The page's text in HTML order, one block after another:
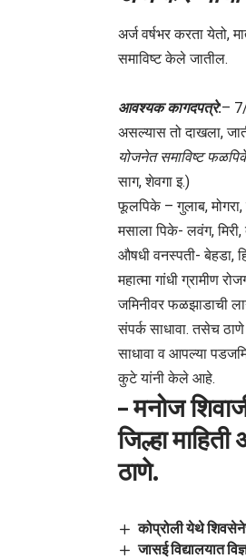
अर्ज वर्षभर करता येतो,
समाविष्ट केले जातील.
आवश्यक कागदपत्रे:–
असल्यास तो दाखला,
योजनेत समाविष्ट
साग, शेवगा इ.)
फूलपिके – गुलाब, मोगरा,
मसाला पिके- लवंग,
औषधी वनस्पती- बेहडा,
महात्मा गांधी ग्रामीण
जमिनीवर फळझाडाची
संपर्क साधावा. तसेच ठाणे
साधावा व आपल्या
कुटे यांनी केले आहे.
–मनोज
जिल्हा माहिती
ठाणे.
कोप्रोली येथे
जासई विद्यालयात